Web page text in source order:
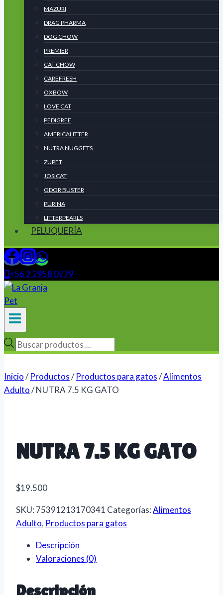
MAZURI
DRAG PHARMA
DOG CHOW
PREMIER
CAT CHOW
CAREFRESH
OXBOW
LOVE CAT
PEDIGREE
AMERICALITTER
NUTRA NUGGETS
ZUPET
JOSICAT
ODOR BUSTER
PURINA
LITTERPEARLS
PELUQUERÍA
+56 2 2958 0779
Búsqueda
productos
Inicio/ Productos/ Productos para gatos/Alimentos
Adulto/NUTRA 7.5 KG GATO
NUTRA 7.5 KG GATO
$19.500
SKU: 75391213170341 Categorías:Alimentos
Adulto, Productos para gatos
Descripción
Valoraciones (0)
Descripción